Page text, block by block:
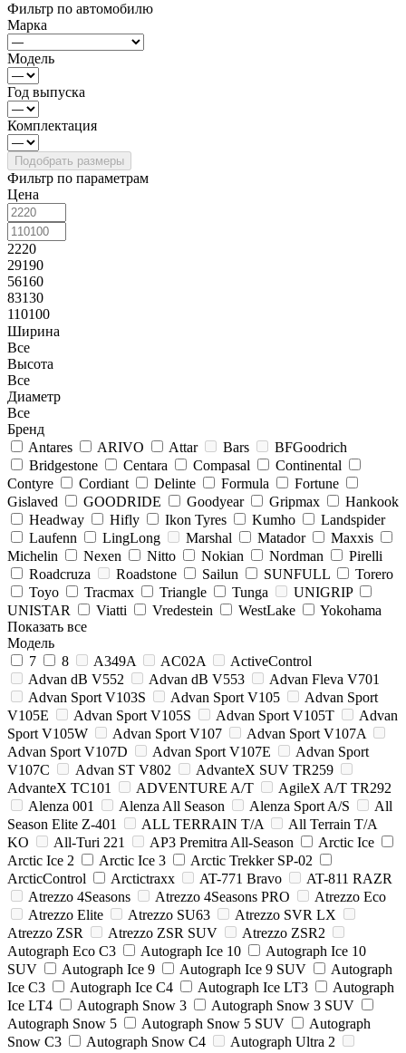
Фильтр по автомобилю
Марка
Модель
Год выпуска
Комплектация
Фильтр по параметрам
Цена
2220
29190
56160
83130
110100
Ширина
Все
Высота
Все
Диаметр
Все
Бренд
Antares
ARIVO Attar Bars
BFGoodrich
Bridgestone
Centara Compasal
Continental
Contyre
Cordiant Delinte Formula
Fortune
Gislaved
GOODRIDE Goodyear Gripmax
Hankook
Headway
Hifly Ikon Tyres Kumho
Landspider
Laufenn
LingLong Marshal Matador
Maxxis
Michelin
Nexen Nitto Nokian Nordman
Pirelli
Roadcruza
Roadstone Sailun SUNFULL
Torero
Toyo
Tracmax Triangle Tunga
UNIGRIP
UNISTAR
Viatti Vredestein WestLake
Yokohama
Показать все
Модель
7
8 A349A AC02A
ActiveControl
Advan dB V552
Advan dB V553
Advan Fleva V701
Advan Sport V103S
Advan Sport V105
Advan Sport
V105E
Advan Sport V105S Advan Sport V105T
Advan
Sport V105W
Advan Sport V107
Advan Sport V107A
Advan Sport V107D
Advan Sport V107E
Advan Sport
V107С
Advan ST V802
AdvanteX SUV TR259
AdvanteX TC101
ADVENTURE A/T
AgileX A/T TR292
Alenza 001
Alenza All Season Alenza Sport A/S
All
Season Elite Z-401
ALL TERRAIN T/A
All Terrain T/A
KO
All-Turi 221 AP3 Premitra All‑Season
Arctic Ice
Arctic Ice 2
Arctic Ice 3
Arctic Trekker SP-02
ArcticControl
Arctictraxx AT-771 Bravo
AT-811 RAZR
Atrezzo 4Seasons
Atrezzo 4Seasons PRO
Atrezzo Eco
Atrezzo Elite
Atrezzo SU63
Atrezzo SVR LX
Atrezzo ZSR
Atrezzo ZSR SUV
Atrezzo ZSR2
Autograph Eco C3
Autograph Ice 10
Autograph Ice 10
SUV
Autograph Ice 9 Autograph Ice 9 SUV
Autograph
Ice C3
Autograph Ice C4 Autograph Ice LT3
Autograph
Ice LT4
Autograph Snow 3
Autograph Snow 3 SUV
Autograph Snow 5
Autograph Snow 5 SUV
Autograph
Snow C3
Autograph Snow C4
Autograph Ultra 2